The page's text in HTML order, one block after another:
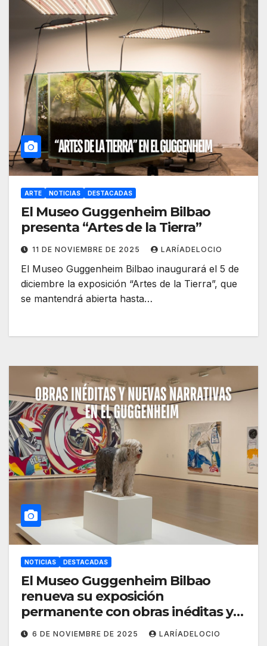
ARTE NOTICIAS DESTACADAS
El Museo Guggenheim Bilbao
presenta “Artes de la Tierra”
11 DE NOVIEMBRE DE 2025 LARÍADELOCIO
El Museo Guggenheim Bilbao inaugurará el 5 de
diciembre la exposición “Artes de la Tierra”, que
se mantendrá abierta hasta…
NOTICIAS DESTACADAS
El Museo Guggenheim Bilbao
renueva su exposición
permanente con obras inéditas y
nuevas narrativas
6 DE NOVIEMBRE DE 2025 LARÍADELOCIO